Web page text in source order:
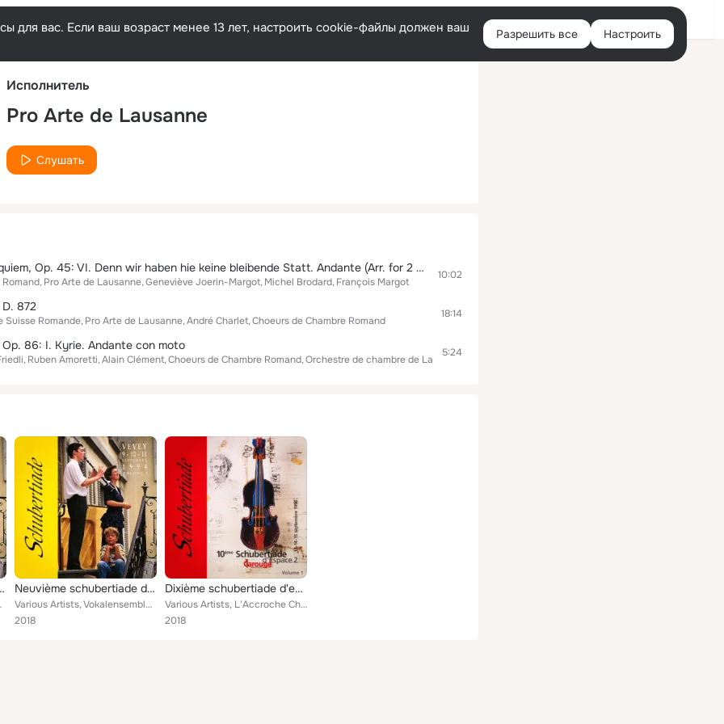
Русский Войти
для вас. Если ваш возраст менее 13 лет, настроить cookie-файлы должен ваш Разрешить все Настроить
Исполнитель
Pro Arte de Lausanne
Слушать
Ein deutsches Requiem, Op. 45: VI. Denn wir haben hie keine bleibende Statt. Andante (Arr. for 2 Pianos and Choir)
Pro Arte de Lausanne Geneviève Joerin-Margot Michel Brodard François Margot
10:02
872
Suisse Romande Pro Arte de Lausanne André Charlet Choeurs de Chambre Romand
18:14
86: I. Kyrie. Andante con moto
Ruben Amoretti Alain Clément Choeurs de Chambre Romand Orchestre de chambre de Lausanne
5:24
septembre 1994, Vol. 2
du Jorat, Choeur d'h...
Neuvième schubertiade d'espace 2: Vevey, 9, 10, 11 septembre 1994, Vol. 1
Various Artists, Vokalensemble de Zürich, Bettina Sutter, Peter Siegwart, Philippe Dinkel, Patrick Genet, Marc Jaermann, Quintet...
2018
Dixième schubertiade d'espace 2: Carouge, 13, 14, 15 septembre 1996, Vol. 1
Various Artists, L'Accroche Choeur de Fribourg, Jean-Claude Fasel, Hiroko Kawamichi, Christian Favre, Choeur de l'Eglise Russe d...
2018